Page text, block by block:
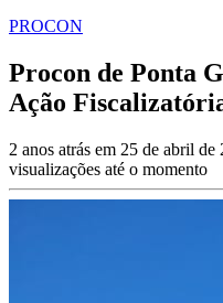
PROCON
Procon de Ponta
Ação
2 anos atrás em 25 de abril
visualizações até o momento